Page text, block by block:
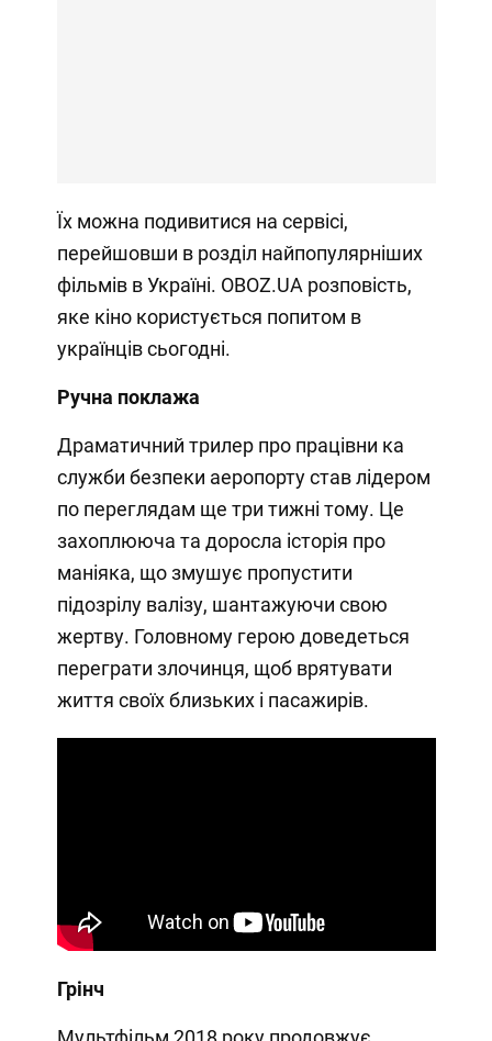
Їх можна подивитися на сервісі,
перейшовши в розділ найпопулярніших
фільмів в Україні. OBOZ.UA розповість,
яке кіно користується попитом в
українців сьогодні.
Ручна поклажа
Драматичний трилер про працівни ка
служби безпеки аеропорту став лідером
по переглядам ще три тижні тому. Це
захоплююча та доросла історія про
маніяка, що змушує пропустити
підозрілу валізу, шантажуючи свою
жертву. Головному герою доведеться
переграти злочинця, щоб врятувати
життя своїх близьких і пасажирів.
Грінч